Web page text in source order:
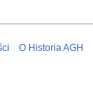
O Historia AGH